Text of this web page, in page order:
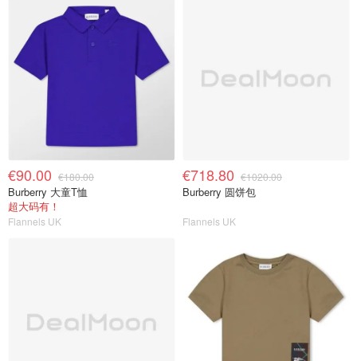
€90.00 €180.00
Burberry 大童T恤
超大码有！
Flannels UK
€718.80 €1020.00
Burberry 圆饼包
Flannels UK